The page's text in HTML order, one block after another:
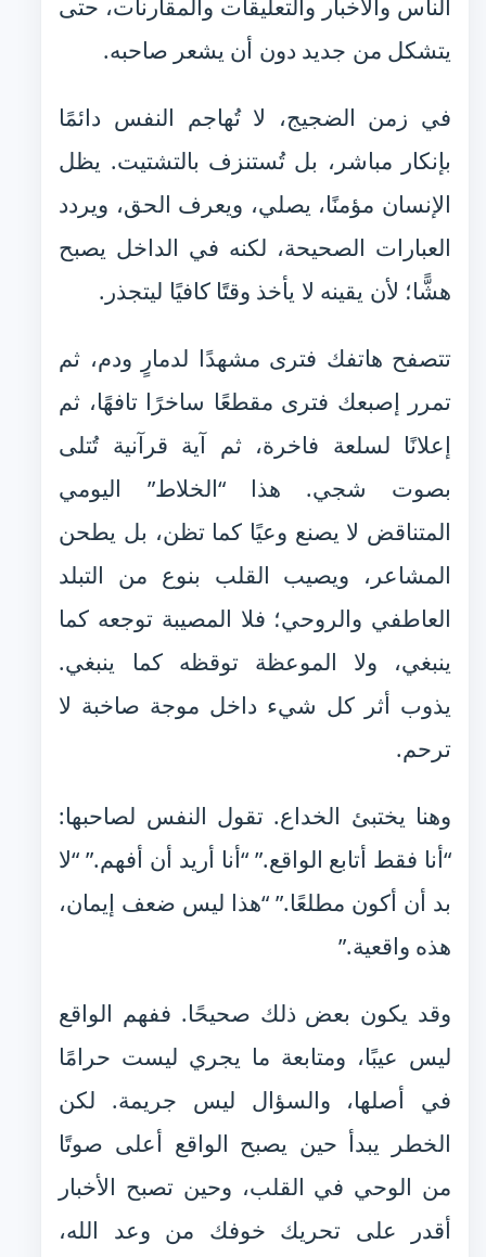
الناس والأخبار والتعليقات والمقارنات، حتى
يتشكل من جديد دون أن يشعر صاحبه.
في زمن الضجيج، لا تُهاجم النفس دائمًا
بإنكار مباشر، بل تُستنزف بالتشتيت. يظل
الإنسان مؤمنًا، يصلي، ويعرف الحق، ويردد
العبارات الصحيحة، لكنه في الداخل يصبح
هشًّا؛ لأن يقينه لا يأخذ وقتًا كافيًا ليتجذر.
تتصفح هاتفك فترى مشهدًا لدمارٍ ودم، ثم
تمرر إصبعك فترى مقطعًا ساخرًا تافهًا، ثم
إعلانًا لسلعة فاخرة، ثم آية قرآنية تُتلى
بصوت شجي. هذا “الخلاط” اليومي
المتناقض لا يصنع وعيًا كما تظن، بل يطحن
المشاعر، ويصيب القلب بنوع من التبلد
العاطفي والروحي؛ فلا المصيبة توجعه كما
ينبغي، ولا الموعظة توقظه كما ينبغي.
يذوب أثر كل شيء داخل موجة صاخبة لا
ترحم.
وهنا يختبئ الخداع. تقول النفس لصاحبها:
“أنا فقط أتابع الواقع.” “أنا أريد أن أفهم.” “لا
بد أن أكون مطلعًا.” “هذا ليس ضعف إيمان،
هذه واقعية.”
وقد يكون بعض ذلك صحيحًا. ففهم الواقع
ليس عيبًا، ومتابعة ما يجري ليست حرامًا
في أصلها، والسؤال ليس جريمة. لكن
الخطر يبدأ حين يصبح الواقع أعلى صوتًا
من الوحي في القلب، وحين تصبح الأخبار
أقدر على تحريك خوفك من وعد الله،